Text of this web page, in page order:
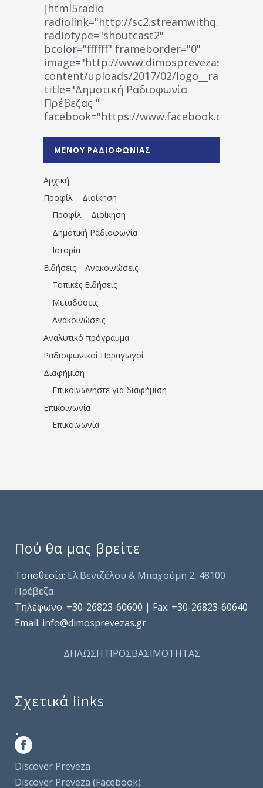
[html5radio
radiolink="http://
radiotype="shoutcast2"
bcolor="ffffff" frameborder="0"
image="http://www.dimosprevezas.gr/wp-
content/uploads/2017/02/
title="Δημοτική Ραδιοφωνία
Πρέβεζας "
facebook="https://www.facebook.com/
1531194763766854/" artist="" ]
ΜΕΝΟΥ ΡΑΔΙΟΦΩΝΙΑΣ
Αρχική
Προφίλ – Διοίκηση
Προφίλ – Διοίκηση
Δημοτική Ραδιοφωνία
Ιστορία
Ειδήσεις – Ανακοινώσεις
Τοπικές Ειδήσεις
Μεταδόσεις
Ανακοινώσεις
Αναλυτικό πρόγραμμα
Ραδιοφωνικοί Παραγωγοί
Διαφήμιση
Επικοινωνήστε για διαφήμιση
Επικοινωνία
Επικοινωνία
Πού θα μας βρείτε
Τοποθεσία: Ελ.Βενιζέλου & Μπαχούμη 2, 48100
Πρέβεζα
Τηλέφωνo: +30-26823-60600 | Fax: +30-26823-60640
Email: info@dimosprevezas.gr
ΔΗΛΩΣΗ ΠΡΟΣΒΑΣΙΜΟΤΗΤΑΣ
Σχετικά links
.
Discover Preveza
Discover Preveza (Facebook)